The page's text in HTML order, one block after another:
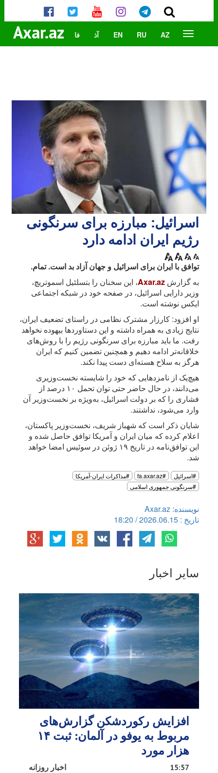
Axar.az AZ
RU
EN آذ فا
اسرائیل: مبارزه برای سرنگونی
رژیم ایران ادامه دارد
توافق با ایران برای اسرائیل و جهان آزاد بد است. تمام.
به گزارش Axar.az، این سخنان را بتسلئیل اسموتریچ،
وزیر دارایی اسرائیل، در صفحه خود در شبکه اجتماعی
ایکس نوشته است.
او افزود: کارزار مشترک نظامی در راستای تضعیف ایران،
نتایج زیادی به همراه داشته و این دستاوردها بیهوده نخواهد
رفت. ما باید مبارزه برای سرنگونی رژیم را با روش‌های
خلاقانه‌تر ادامه دهیم و همچنین تضمین کنیم که ایران
هرگز به سلاح هسته‌ای دست پیدا نکند.
هیچ‌یک از نامزدهایی که خود را شایسته نخست‌وزیری
می‌دانند، در حال حاضر حتی توان تحمل ۱۰ درصد از
فشاری را که بر دولت اسرائیل، به‌ویژه بر نخست‌وزیر آن
وارد می‌شود، نداشتند.
شایان ذکر است که شهباز شریف، نخست‌وزیر پاکستان،
اعلام کرده که میان ایران و آمریکا توافق حاصل شده و
این توافق‌نامه در تاریخ ۱۹ ژوئن در سوئیس امضا خواهد
شد.
#اسرائیل #fa.axar.az
#مذاکرات ایران-آمریکا
#سرنگونی جمهورى اسلامى
نویسنده: Axar.az
تاریخ : 2026.06.15 / 18:20
سایر اخبار
افزایش رکوردشکن گزارش‌های
مربوط به یوفو در آلمان: ثبت ۱۴
هزار مورد
اخبار روزانه 15:57